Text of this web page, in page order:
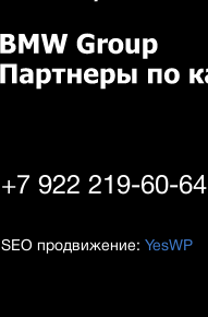
+7 922 219-60-64
SEO продвижение: YesWP